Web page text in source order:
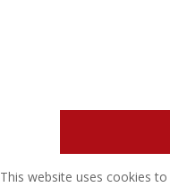
This website uses cookies